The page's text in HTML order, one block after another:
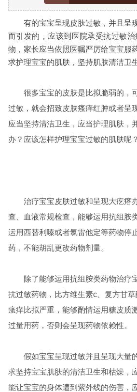
有的宝宝呈现皮肤过敏，并且呈现
而引发的，应该到医院承受抗过敏
物，家长应当依照医嘱严厉给宝宝服
求护理宝宝的肌肤，坚持肌肤清洁卫生
很多宝宝的皮肤是比拟脆弱的，可
过敏，就会招致皮肤瘙痒红肿或者呈
应当坚持清洁卫生，应当护理肌肤，
办？应该怎样护理宝宝过敏的肌肤呢？
治疗宝宝皮肤过敏和呈现大疙瘩办
查、血液常规检查，能够运用抗组胺
运用西替利嗪或者氯雷他定等药物停
药，不能胡乱更改药物剂量。
除了能够运用抗组胺类药物治疗宝
抗过敏药物，比方维生素c、复方甘
瘙痒比拟严重，能够酌情运用糖皮质
过量用药，否则会呈现药物依赖性。
假如宝宝呈现过敏并且呈现大量的
求坚持宝宝肌肤的清洁卫生和枯燥，
能让宝宝的身体遭到紫外线的伤害，